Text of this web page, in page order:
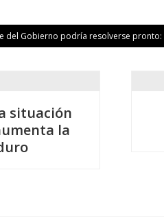
Gobierno podría resolverse pronto:
situación
la